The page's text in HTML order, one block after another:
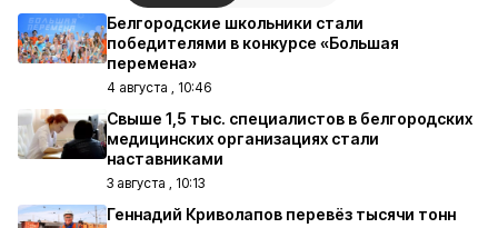
Белгородские школьники стали
победителями в конкурсе «Большая
перемена»
4 августа , 10:46
Свыше 1,5 тыс. специалистов в белгородских
медицинских организациях стали
наставниками
3 августа , 10:13
Геннадий Криволапов перевёз тысячи тонн